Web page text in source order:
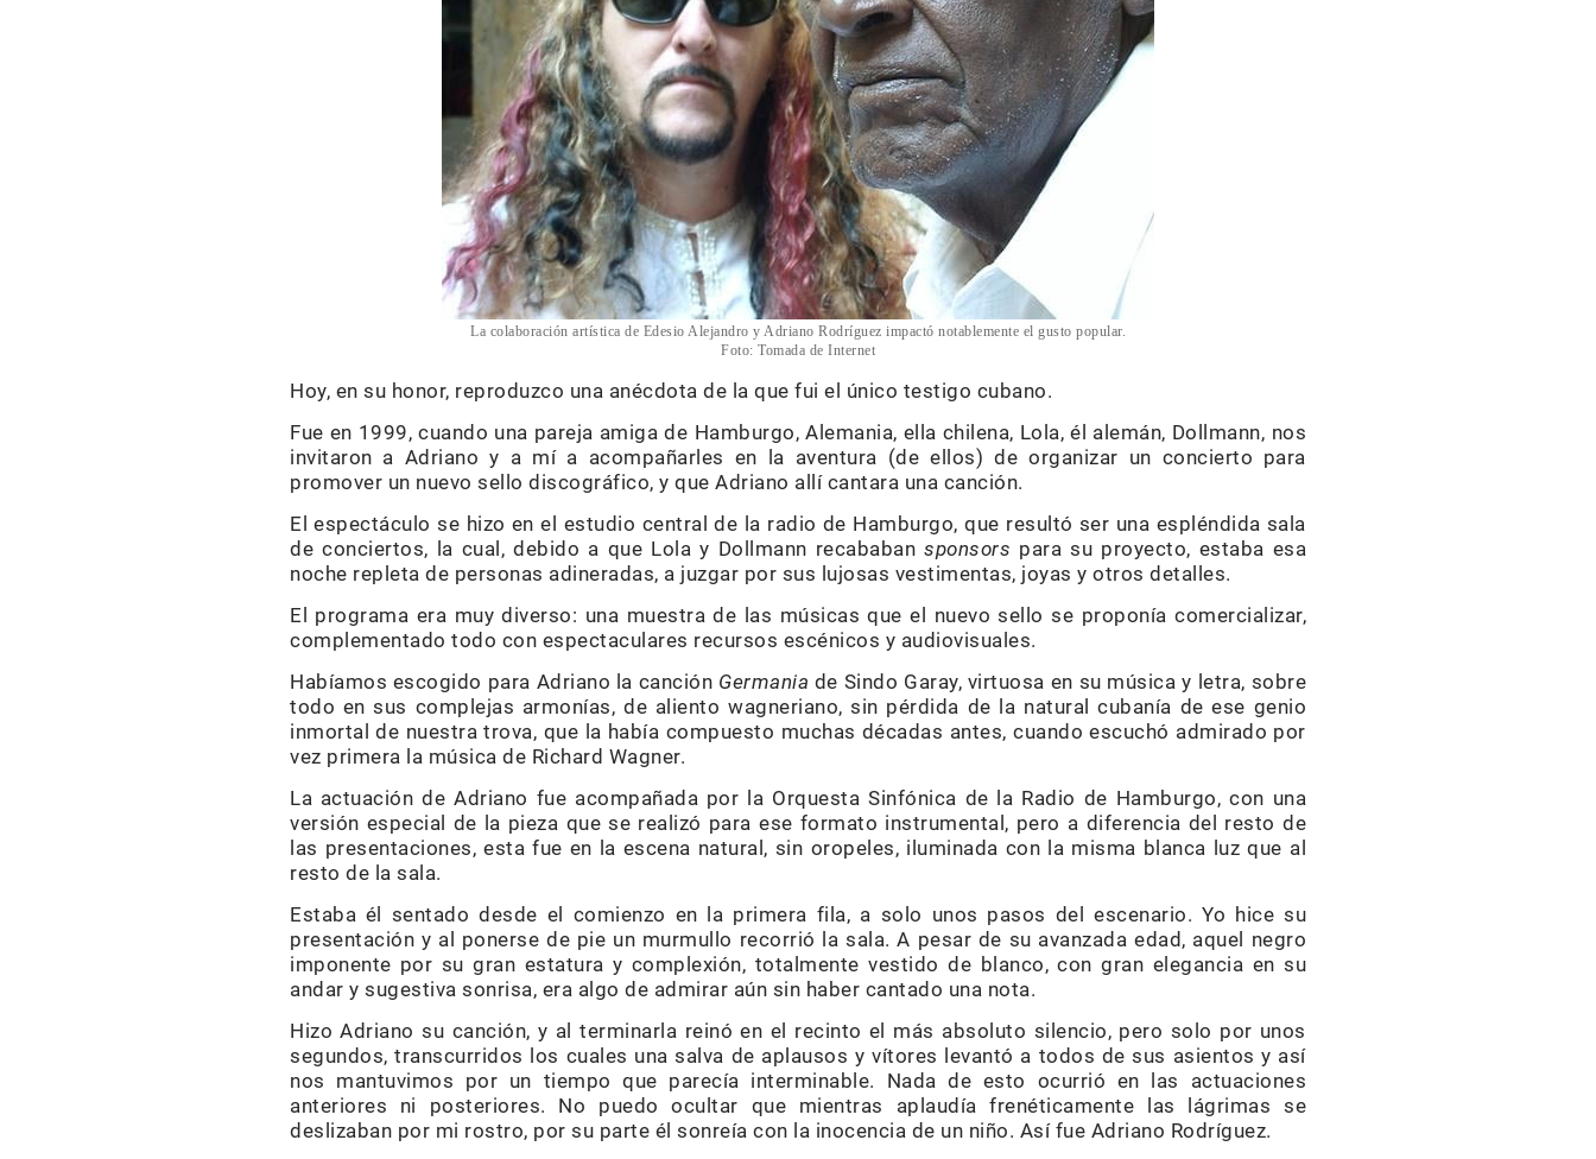
La colaboración artística de Edesio Alejandro y Adriano Rodríguez impactó notablemente el gusto popular.
Foto: Tomada de Internet
Hoy, en su honor, reproduzco una anécdota de la que fui el único testigo cubano.
Fue en 1999, cuando una pareja amiga de Hamburgo, Alemania, ella chilena, Lola, él alemán, Dollmann, nos
invitaron a Adriano y a mí a acompañarles en la aventura (de ellos) de organizar un concierto para
promover un nuevo sello discográfico, y que Adriano allí cantara una canción.
El espectáculo se hizo en el estudio central de la radio de Hamburgo, que resultó ser una espléndida sala
de conciertos, la cual, debido a que Lola y Dollmann recababan sponsors para su proyecto, estaba esa
noche repleta de personas adineradas, a juzgar por sus lujosas vestimentas, joyas y otros detalles.
El programa era muy diverso: una muestra de las músicas que el nuevo sello se proponía comercializar,
complementado todo con espectaculares recursos escénicos y audiovisuales.
Habíamos escogido para Adriano la canción Germania de Sindo Garay, virtuosa en su música y letra, sobre
todo en sus complejas armonías, de aliento wagneriano, sin pérdida de la natural cubanía de ese genio
inmortal de nuestra trova, que la había compuesto muchas décadas antes, cuando escuchó admirado por
vez primera la música de Richard Wagner.
La actuación de Adriano fue acompañada por la Orquesta Sinfónica de la Radio de Hamburgo, con una
versión especial de la pieza que se realizó para ese formato instrumental, pero a diferencia del resto de
las presentaciones, esta fue en la escena natural, sin oropeles, iluminada con la misma blanca luz que al
resto de la sala.
Estaba él sentado desde el comienzo en la primera fila, a solo unos pasos del escenario. Yo hice su
presentación y al ponerse de pie un murmullo recorrió la sala. A pesar de su avanzada edad, aquel negro
imponente por su gran estatura y complexión, totalmente vestido de blanco, con gran elegancia en su
andar y sugestiva sonrisa, era algo de admirar aún sin haber cantado una nota.
Hizo Adriano su canción, y al terminarla reinó en el recinto el más absoluto silencio, pero solo por unos
segundos, transcurridos los cuales una salva de aplausos y vítores levantó a todos de sus asientos y así
nos mantuvimos por un tiempo que parecía interminable. Nada de esto ocurrió en las actuaciones
anteriores ni posteriores. No puedo ocultar que mientras aplaudía frenéticamente las lágrimas se
deslizaban por mi rostro, por su parte él sonreía con la inocencia de un niño. Así fue Adriano Rodríguez.